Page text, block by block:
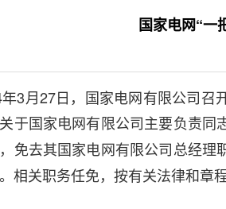
国家电网“一
3月27日，国家电网有限公司召
于国家电网有限公司主要负责同
，免去其国家电网有限公司总经
相关职务任免，按有关法律和章